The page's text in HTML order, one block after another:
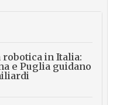
in Italia:
e Puglia guidano